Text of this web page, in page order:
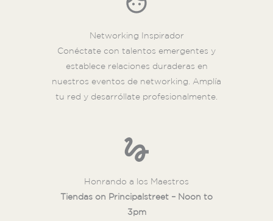
Networking Inspirador
Conéctate con talentos emergentes y
establece relaciones duraderas en
nuestros eventos de networking. Amplía
tu red y desarróllate profesionalmente.
Honrando a los Maestros
Tiendas on Principalstreet – Noon to
3pm